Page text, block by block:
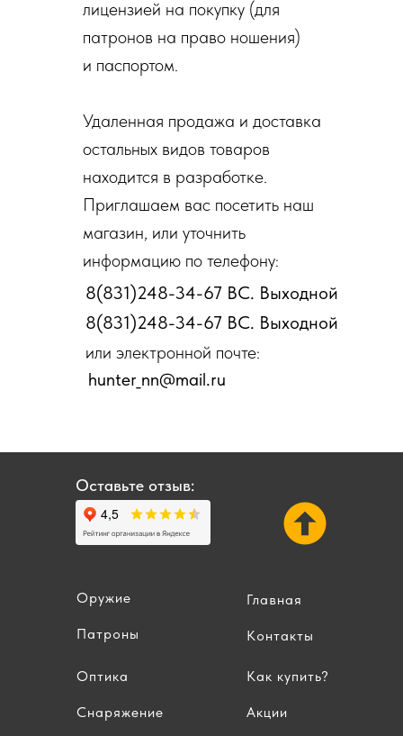
лицензией на покупку (для
патронов на право ношения)
и паспортом.
Удаленная продажа и доставка
остальных видов товаров
находится в разработке.
Приглашаем вас посетить наш
магазин, или уточнить
информацию по телефону:
8(831)248-34-67 ВС. Выходной
8(831)248-34-67 ВС. Выходной
или электронной почте:
hunter_nn@mail.ru
Оставьте отзыв:
Оружие
Патроны
Оптика
Снаряжение
Главная
Контакты
Акции
Как купить?